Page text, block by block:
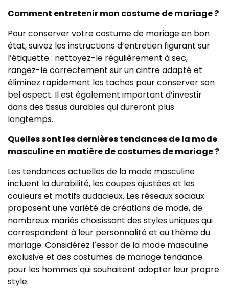
Comment entretenir mon costume de mariage ?
Pour conserver votre costume de mariage en bon
état, suivez les instructions d’entretien figurant sur
l’étiquette : nettoyez-le régulièrement à sec,
rangez-le correctement sur un cintre adapté et
éliminez rapidement les taches pour conserver son
bel aspect. Il est également important d’investir
dans des tissus durables qui dureront plus
longtemps.
Quelles sont les dernières tendances de la mode
masculine en matière de costumes de mariage ?
Les tendances actuelles de la mode masculine
incluent la durabilité, les coupes ajustées et les
couleurs et motifs audacieux. Les réseaux sociaux
proposent une variété de créations de mode, de
nombreux mariés choisissant des styles uniques qui
correspondent à leur personnalité et au thème du
mariage. Considérez l’essor de la mode masculine
exclusive et des costumes de mariage tendance
pour les hommes qui souhaitent adopter leur propre
style.